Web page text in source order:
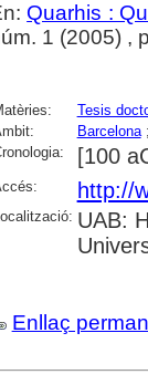
Quarhis :
1 (2005) ,
Tesis
Barcelona;
[100
http://
UAB:
Enllaç